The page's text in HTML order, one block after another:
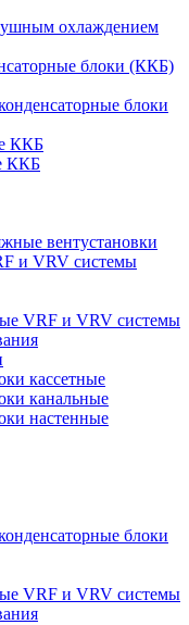
охлаждением
блоки (ККБ)
блоки
ККБ
ККБ
вентустановки
и VRV системы
VRF и VRV системы
кассетные
канальные
настенные
блоки
VRF и VRV системы